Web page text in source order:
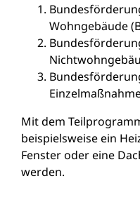
Wohngebäude
Mit dem
beispielsweise ein
Fenster oder eine
werden.